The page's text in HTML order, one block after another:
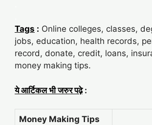
Tags : Online colleges, classes,
jobs, education, health records,
record, donate, credit, loans,
money making tips.
ये आर्टिकल भी जरुर पढ़े:
Money Making Tips